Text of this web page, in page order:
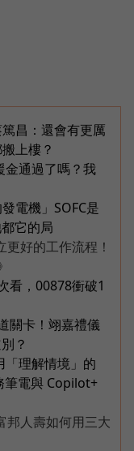
昌：還會有更厲
上樓？
金通過了嗎？我
電機」SOFC是
它的局
好的工作流程！
看，00878衝破1
關卡！翊嘉禮儀
？
「理解情境」的
筆電與 Copilot+
邦人壽如何用三大